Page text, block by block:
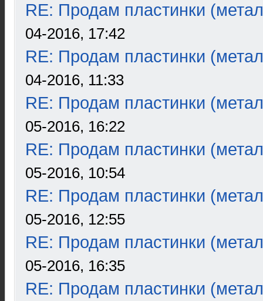
RE: Продам пластинки
04-2016, 17:42
RE: Продам пластинки
04-2016, 11:33
RE: Продам пластинки
05-2016, 16:22
RE: Продам пластинки
05-2016, 10:54
RE: Продам пластинки
05-2016, 12:55
RE: Продам пластинки
05-2016, 16:35
RE: Продам пластинки